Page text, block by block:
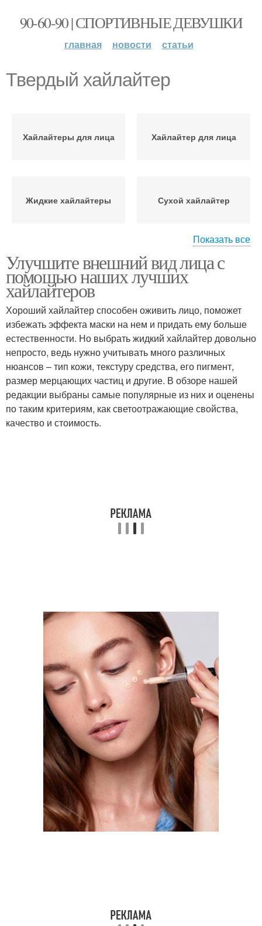
90-60-90 | СПОРТИВНЫЕ ДЕВУШКИ
главная новости статьи
Твердый хайлайтер
Хайлайтеры для лица Хайлайтер для лица
Жидкие хайлайтеры Сухой хайлайтер
Кремовый хайлайтер Жидкий хайлайтер
Эффект от хайлайтера
Показать все
Улучшите внешний вид лица с
помощью наших лучших
хайлайтеров
Хороший хайлайтер способен оживить лицо, поможет
избежать эффекта маски на нем и придать ему больше
естественности. Но выбрать жидкий хайлайтер довольно
непросто, ведь нужно учитывать много различных
нюансов – тип кожи, текстуру средства, его пигмент,
размер мерцающих частиц и другие. В обзоре нашей
редакции выбраны самые популярные из них и оценены
по таким критериям, как светоотражающие свойства,
качество и стоимость.